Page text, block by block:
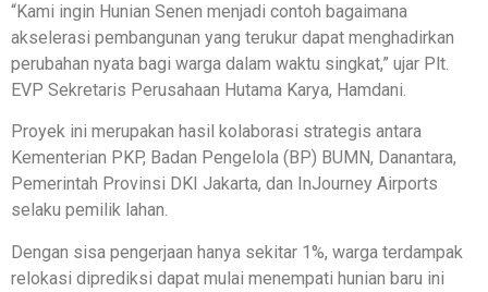
“Kami ingin Hunian Senen menjadi contoh bagaimana
akselerasi pembangunan yang terukur dapat menghadirkan
perubahan nyata bagi warga dalam waktu singkat,” ujar Plt.
EVP Sekretaris Perusahaan Hutama Karya, Hamdani.
Proyek ini merupakan hasil kolaborasi strategis antara
Kementerian PKP, Badan Pengelola (BP) BUMN, Danantara,
Pemerintah Provinsi DKI Jakarta, dan InJourney Airports
selaku pemilik lahan.
Dengan sisa pengerjaan hanya sekitar 1%, warga terdampak
relokasi diprediksi dapat mulai menempati hunian baru ini